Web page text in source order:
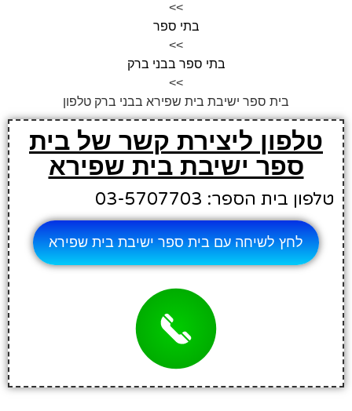
>>
בתי ספר
>>
בתי ספר בבני ברק
>>
בית ספר ישיבת בית שפירא בבני ברק טלפון
טלפון ליצירת קשר של בית
ספר ישיבת בית שפירא
טלפון בית הספר: 03-5707703
לחץ לשיחה עם בית ספר ישיבת בית שפירא